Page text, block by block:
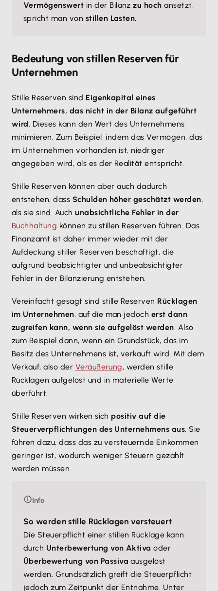
Vermögenswert in der Bilanzzu hoch ansetzt,
spricht man von stillen Lasten.
Bedeutung von stillen Reserven für
Unternehmen
Stille Reserven sind Eigenkapital eines
Unternehmers, das nicht in der Bilanz aufgeführt
wird. Dieses kann den Wert des Unternehmens
minimieren. Zum Beispiel, indem das Vermögen, das
im Unternehmen vorhanden ist, niedriger
angegeben wird, als es der Realität entspricht.
Stille Reserven können aber auch dadurch
entstehen, dass Schulden höher geschätzt werden,
als sie sind. Auchunabsichtliche Fehler in der
Buchhaltung können zu stillen Reserven führen. Das
Finanzamt ist daher immer wieder mit der
Aufdeckung stiller Reserven beschäftigt, die
aufgrund beabsichtigter und unbeabsichtigter
Fehler in der Bilanzierung entstehen.
Vereinfacht gesagt sind stille Reserven Rücklagen
im Unternehmen, auf die man jedoch erst dann
zugreifen kann, wenn sie aufgelöst werden. Also
zum Beispiel dann, wenn ein Grundstück, das im
Besitz des Unternehmens ist, verkauft wird. Mit dem
Verkauf, also der Veräußerung, werden stille
Rücklagen aufgelöst und in materielle Werte
überführt.
Stille Reserven wirken sich positiv auf die
Steuerverpflichtungen des Unternehmens aus. Sie
führen dazu, dass das zu versteuernde Einkommen
geringer ist, wodurch weniger Steuern gezahlt
werden müssen.
Info
So werden stille Rücklagen versteuert
Die Steuerpflicht einer stillen Rücklage kann
durch Unterbewertung von Aktivaoder
Überbewertung von Passiva ausgelöst
werden. Grundsätzlich greift die Steuerpflicht
jedoch zum Zeitpunkt der Entnahme. Unter